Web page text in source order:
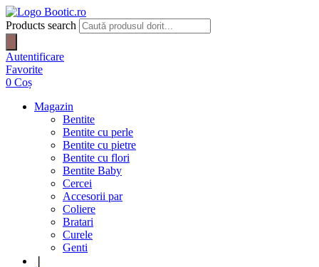
Products search
Autentificare
Favorite
0 Coș
Magazin
Bentite
Bentite cu perle
Bentite cu pietre
Bentite cu flori
Bentite Baby
Cercei
Accesorii par
Coliere
Bratari
Curele
Genti